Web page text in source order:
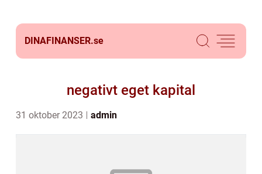
DINAFINANSER.se
negativt eget kapital
31 oktober 2023 admin